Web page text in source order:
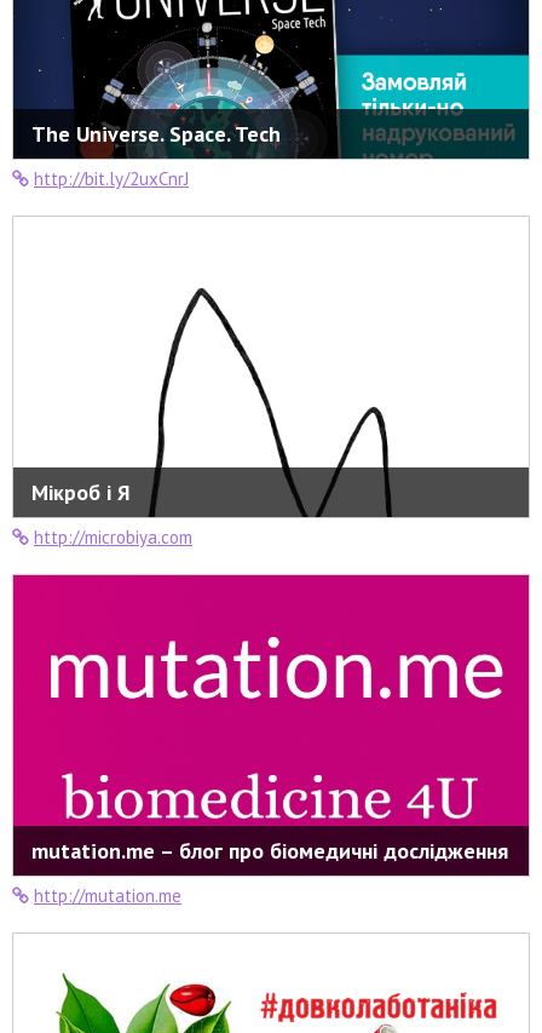
The Universe. Space. Tech
http://bit.ly/2uxCnrJ
Мікроб і Я
http://microbiya.com
mutation.me – блог про біомедичні дослідження
http://mutation.me